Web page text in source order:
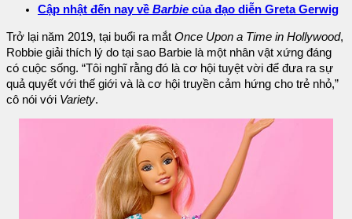
Cập nhật đến nay về Barbie của đạo diễn Greta Gerwig
Trở lại năm 2019, tại buổi ra mắt Once Upon a Time in Hollywood,
Robbie giải thích lý do tại sao Barbie là một nhân vật xứng đáng
có cuộc sống. “Tôi nghĩ rằng đó là cơ hội tuyệt vời để đưa ra sự
quả quyết với thế giới và là cơ hội truyền cảm hứng cho trẻ nhỏ,”
cô nói với Variety.